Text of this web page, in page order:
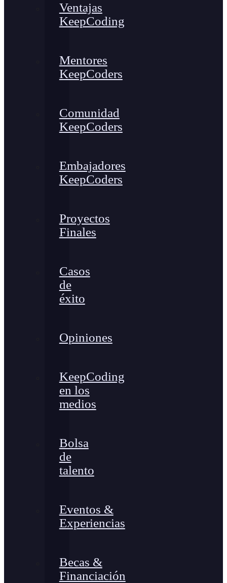
Ventajas
KeepCoding
Mentores
KeepCoders
Comunidad
KeepCoders
Embajadores
KeepCoders
Proyectos
Finales
Casos
de
éxito
Opiniones
KeepCoding
en los
medios
Bolsa
de
talento
Eventos &
Experiencias
Becas &
Financiación